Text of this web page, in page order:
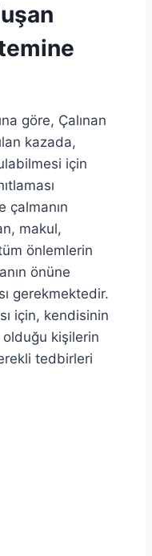
göre, Çalınan
kazada,
için
çalmanın
makul,
önlemlerin
önüne
gerekmektedir.
için, kendisinin
kişilerin
tedbirleri